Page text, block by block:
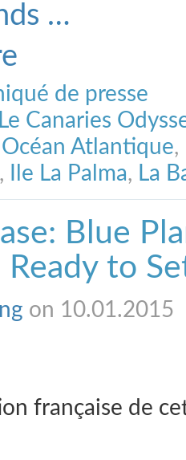
…
de presse
Le Canaries
Océan Atlantique,
, Ile La Palma, La
Blue
to
on 10.01.2015
française de